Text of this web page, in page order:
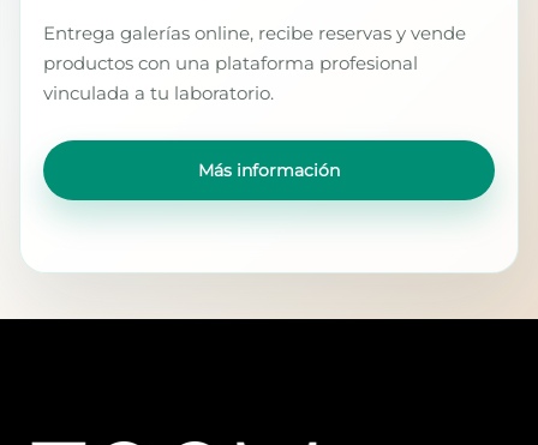
Entrega galerías online, recibe reservas y vende
productos con una plataforma profesional
vinculada a tu laboratorio.
Más información